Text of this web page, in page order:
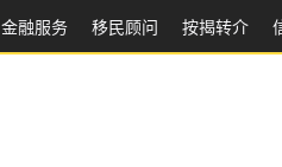
金融服务 移民顾问 按揭转介